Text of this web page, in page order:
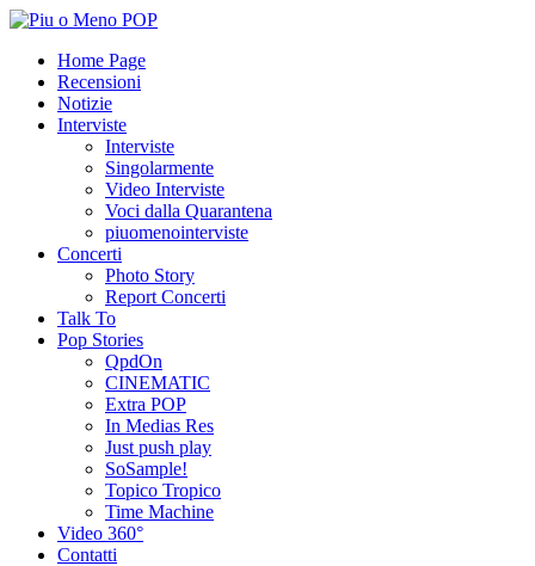
Home Page
Recensioni
Notizie
Interviste
Interviste
Singolarmente
Video Interviste
Voci dalla Quarantena
piuomenointerviste
Concerti
Photo Story
Report Concerti
Talk To
Pop Stories
QpdOn
CINEMATIC
Extra POP
In Medias Res
Just push play
SoSample!
Topico Tropico
Time Machine
Video 360°
Contatti